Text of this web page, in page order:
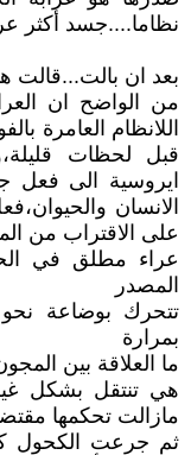
نظاما....جسد أكثر
بعد ان بالت...قالت
من الواضح ان
اللانظام العامرة
قبل لحظات
ايروسية الى فعل
الانسان
على الاقتراب من
عراء مطلق في
المصدر
تتحرك بوضاعة
بمرارة
ما العلاقة بين
هي تنتقل بشكل
مازالت تحكمها
ثم جرعت الكحول